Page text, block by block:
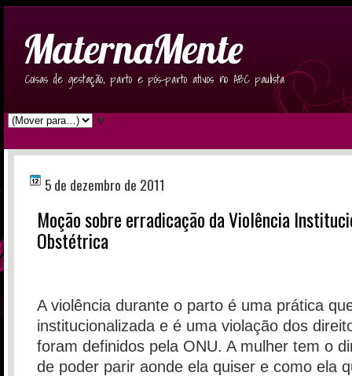
MaternaMente
Coisas de gestação, parto e pós-parto ativos no ABC paulista
▼
5 de dezembro de 2011
Moção sobre erradicação da Violência
Obstétrica
A violência durante o parto é uma prática
institucionalizada e é uma violação dos
foram definidos pela ONU. A mulher tem o
de poder parir aonde ela quiser e como ela